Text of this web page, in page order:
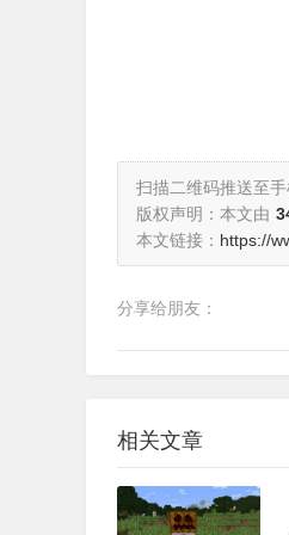
扫描二维码推送至手
版权声明：本文由
本文链接： https://
分享给朋友：
相关文章